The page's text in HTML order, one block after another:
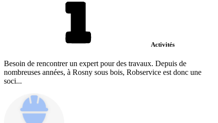
Activités
Besoin de rencontrer un expert pour des travaux. Depuis de
nombreuses années, à Rosny sous bois, Robservice est donc une
soci...